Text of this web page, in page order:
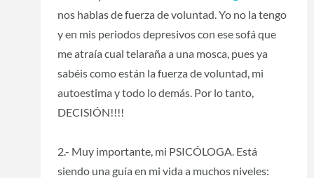
nos hablas de fuerza de voluntad. Yo no la tengo
y en mis periodos depresivos con ese sofá que
me atraía cual telaraña a una mosca, pues ya
sabéis como están la fuerza de voluntad, mi
autoestima y todo lo demás. Por lo tanto,
DECISIÓN!!!!
2.- Muy importante, mi PSICÓLOGA. Está
siendo una guía en mi vida a muchos niveles: